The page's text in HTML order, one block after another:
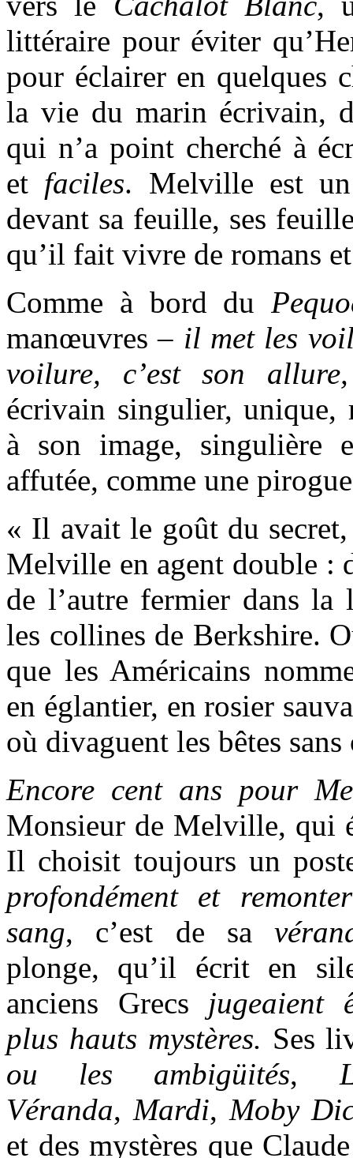
littéraire pour éviter
pour éclairer en quelques
la vie du marin écrivain,
qui n’a point cherché à
et faciles. Melville est
devant sa feuille, ses
qu’il fait vivre de romans
Comme à bord du
manœuvres – il met les
voilure, c’est son
écrivain singulier, unique,
à son image, singulière
affutée, comme une
« Il avait le goût du
Melville en agent double :
de l’autre fermier dans
les collines de Berkshire.
que les Américains
en églantier, en rosier
où divaguent les bêtes
Encore cent ans pour
Monsieur de Melville, qui
Il choisit toujours un
profondément et
sang, c’est de sa
plonge, qu’il écrit en
anciens Grecs jugeaient
plus hauts mystères. Ses
ou les ambigüités,
Véranda, Mardi, Moby
et des mystères que